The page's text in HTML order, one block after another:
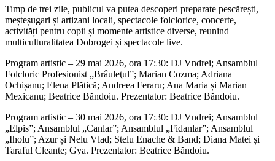
Timp de trei zile, publicul va putea descoperi preparate pescărești,
meșteșugari și artizani locali, spectacole folclorice, concerte,
activități pentru copii și momente artistice diverse, reunind
multiculturalitatea Dobrogei și spectacole live.
Program artistic – 29 mai 2026, ora 17:30: DJ Vndrei; Ansamblul
Folcloric Profesionist „Brâuleţul”; Marian Cozma; Adriana
Ochișanu; Elena Plătică; Andreea Feraru; Ana Maria și Marian
Mexicanu; Beatrice Băndoiu. Prezentator: Beatrice Băndoiu.
Program artistic – 30 mai 2026, ora 17:30: DJ Vndrei; Ansamblul
„Elpis”; Ansamblul „Canlar”; Ansamblul „Fidanlar”; Ansamblul
„Iholu”; Azur și Nelu Vlad; Stelu Enache & Band; Diana Matei și
Taraful Cleante; Gya. Prezentator: Beatrice Băndoiu.